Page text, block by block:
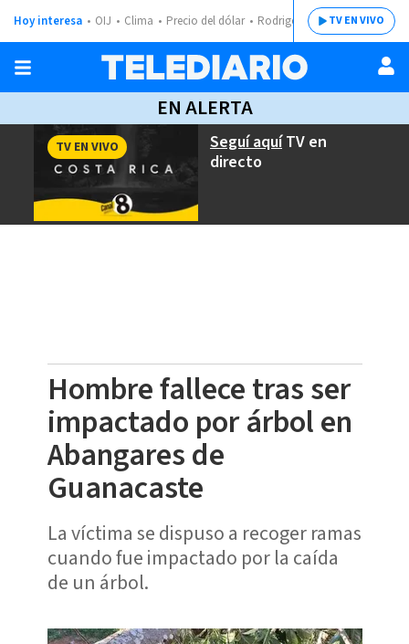
Hoy interesa OIJ Clima Precio del dólar Rodrigo ChavesTV EN VIVO
EN ALERTA
Seguí aquíTV en
directo
TV EN VIVO
Hombre fallece tras ser
impactado por árbol en
Abangares de
Guanacaste
La víctima se dispuso a recoger ramas
cuando fue impactado por la caída
de un árbol.